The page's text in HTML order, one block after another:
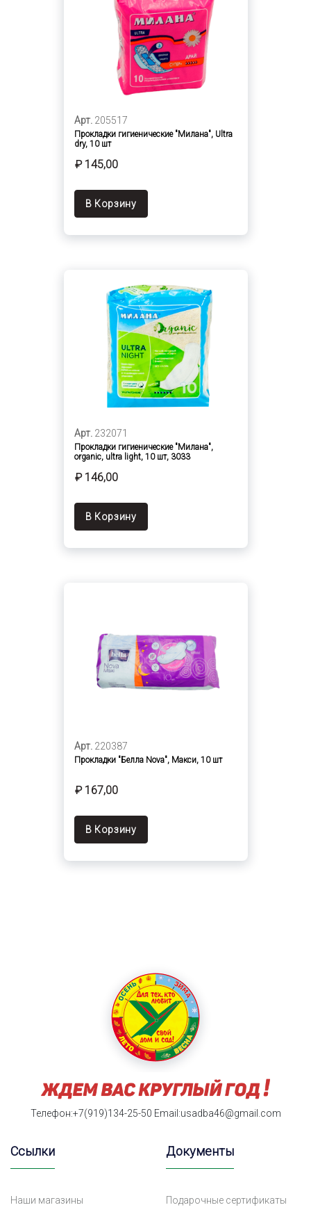
Арт. 205517
Прокладки гигиенические "Милана", Ultra
dry, 10 шт
₽ 145,00
В Корзину
Арт. 232071
Прокладки гигиенические "Милана",
organic, ultra light, 10 шт, 3033
₽ 146,00
В Корзину
Арт. 220387
Прокладки "Белла Nova", Макси, 10 шт
₽ 167,00
В Корзину
Телефон:+7(919)134-25-50 Email:usadba46@gmail.com
Ссылки
Наши магазины
Документы
Подарочные сертификаты